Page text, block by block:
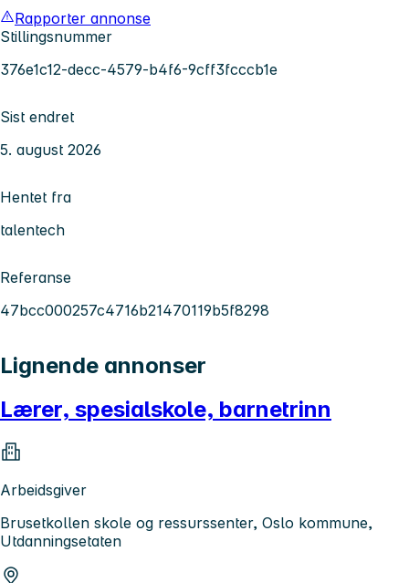
Rapporter annonse
Stillingsnummer
376e1c12-decc-4579-b4f6-9cff3fcccb1e
Sist endret
5. august 2026
Hentet fra
talentech
Referanse
47bcc000257c4716b21470119b5f8298
Lignende annonser
Lærer, spesialskole, barnetrinn
Arbeidsgiver
Brusetkollen skole og ressurssenter, Oslo kommune,
Utdanningsetaten